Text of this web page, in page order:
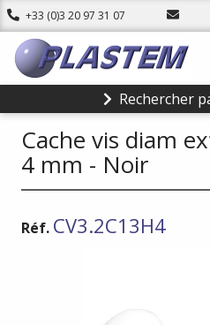
+33 (0)3 20 97 31 07
Rechercher
Cache vis diam
4 mm - Noir
Réf. CV3.2C13H4